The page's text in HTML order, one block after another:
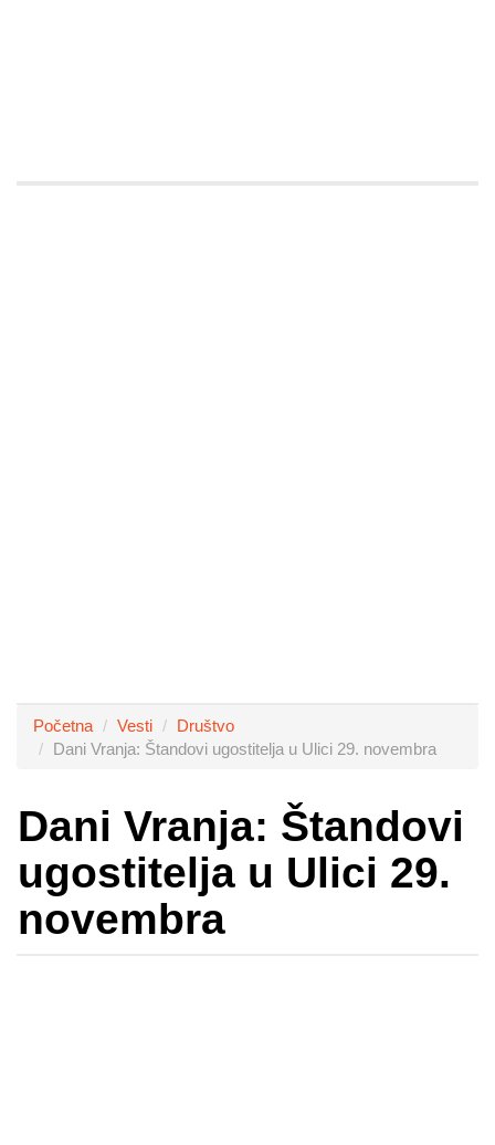
Početna Vesti
Društvo
Dani Vranja: Štandovi ugostitelja u Ulici 29. novembra
Dani Vranja: Štandovi
ugostitelja u Ulici 29.
novembra